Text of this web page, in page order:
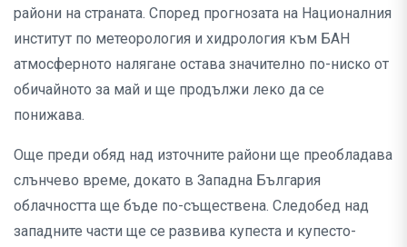
райони на страната. Според прогнозата на Националния
институт по метеорология и хидрология към БАН
атмосферното налягане остава значително по-ниско от
обичайното за май и ще продължи леко да се
понижава.
Още преди обяд над източните райони ще преобладава
слънчево време, докато в Западна България
облачността ще бъде по-съществена. Следобед над
западните части ще се развива купеста и купесто-